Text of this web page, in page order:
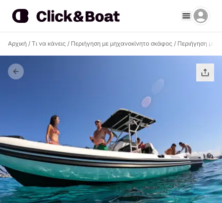
Αρχική / Τι να κάνεις / Περιήγηση με μηχανοκίνητο σκάφος / Περιήγηση με